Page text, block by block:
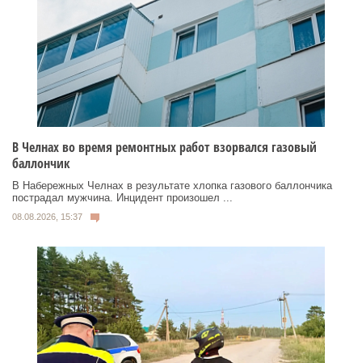
В Челнах во время ремонтных работ взорвался газовый
баллончик
В Набережных Челнах в результате хлопка газового баллончика
пострадал мужчина. Инцидент произошел ...
08.08.2026, 15:37